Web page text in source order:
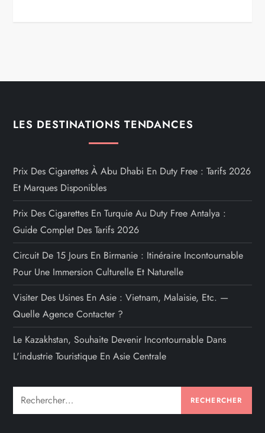
LES DESTINATIONS TENDANCES
Prix Des Cigarettes À Abu Dhabi En Duty Free : Tarifs 2026
Et Marques Disponibles
Prix Des Cigarettes En Turquie Au Duty Free Antalya :
Guide Complet Des Tarifs 2026
Circuit De 15 Jours En Birmanie : Itinéraire Incontournable
Pour Une Immersion Culturelle Et Naturelle
Visiter Des Usines En Asie : Vietnam, Malaisie, Etc. —
Quelle Agence Contacter ?
Le Kazakhstan, Souhaite Devenir Incontournable Dans
L'industrie Touristique En Asie Centrale
Rechercher :